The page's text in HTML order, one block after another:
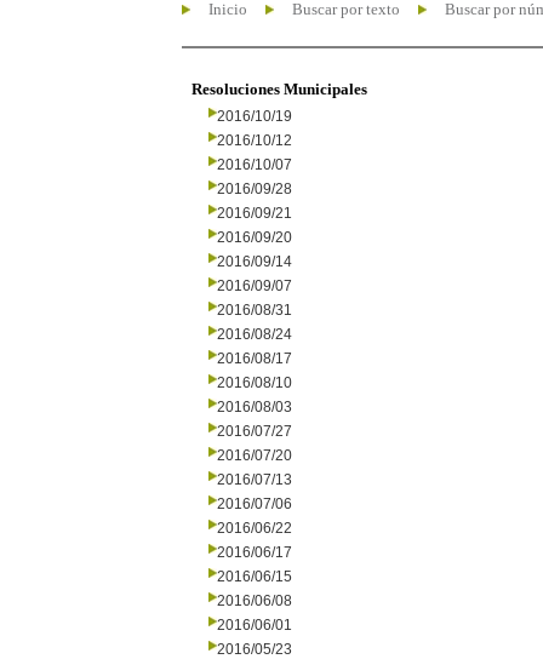
Inicio Buscar por texto Buscar por
Resoluciones Municipales
2016/10/19
2016/10/12
2016/10/07
2016/09/28
2016/09/21
2016/09/20
2016/09/14
2016/09/07
2016/08/31
2016/08/24
2016/08/17
2016/08/10
2016/08/03
2016/07/27
2016/07/20
2016/07/13
2016/07/06
2016/06/22
2016/06/17
2016/06/15
2016/06/08
2016/06/01
2016/05/23